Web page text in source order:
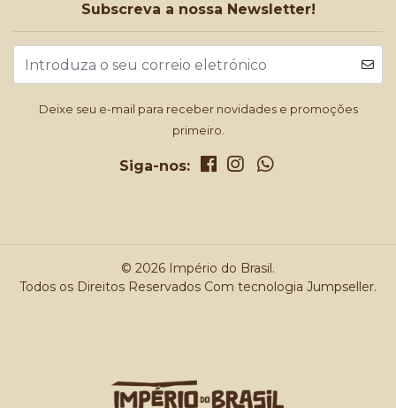
Subscreva a nossa Newsletter!
Deixe seu e-mail para receber novidades e promoções
primeiro.
Siga-nos:
© 2026 Império do Brasil.
Todos os Direitos Reservados Com tecnologia Jumpseller.